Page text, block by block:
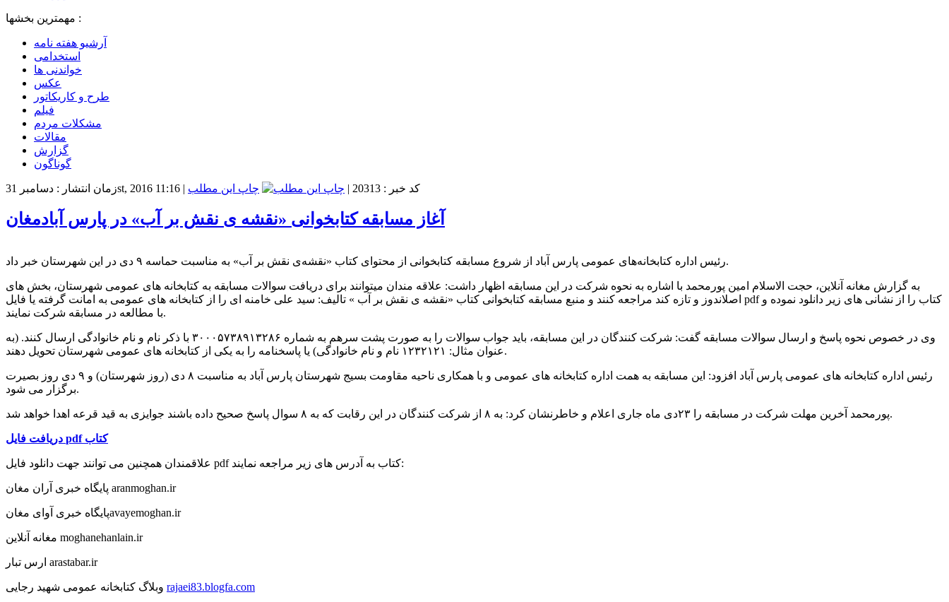
مهمترین بخشها :
آرشیو هفته نامه
استخدامی
خواندنی ها
عکس
طرح و کاریکاتور
فیلم
مشکلات مردم
مقالات
گزارش
گوناگون
زمان انتشار : دسامبر 31st, 2016 11:16 | کد خبر : 20313 | چاپ این مطلب
آغاز مسابقه کتابخوانی «نقشه ی نقش بر آب» در پارس آبادمغان
رئیس اداره کتابخانه‌های عمومی پارس آباد از شروع مسابقه کتابخوانی از محتوای کتاب «نقشه‌ی‌ نقش بر آب» به مناسبت حماسه ۹ دی در این شهرستان خبر داد.
به گزارش مغانه آنلاین، حجت الاسلام امین پورمحمد با اشاره به نحوه شرکت در این مسابقه اظهار داشت: علاقه مندان میتوانند برای دریافت سوالات مسابقه به کتابخانه های عمومی شهرستان، بخش های
اصلاندوز و تازه کند مراجعه کنند و منبع مسابقه کتابخوانی کتاب «نقشه ی نقش بر آب » تالیف: سید علی خامنه ای را از کتابخانه های عمومی به امانت گرفته یا فایل pdf کتاب را از نشانی های زیر دانلود نموده و
با مطالعه در مسابقه شرکت نمایند.
وی در خصوص نحوه پاسخ و ارسال سوالات مسابقه گفت: شرکت کنندگان در این مسابقه، باید جواب سوالات را به صورت پشت سرهم به شماره ۳۰۰۰۵۷۳۸۹۱۳۲۸۶ با ذکر نام و نام خانوادگی ارسال کنند. (به
عنوان مثال: ۱۲۳۲۱۲۱ نام و نام خانوادگی) یا پاسخنامه را به یکی از کتابخانه های عمومی شهرستان تحویل دهند.
رئیس اداره کتابخانه های عمومی پارس آباد افزود: این مسابقه به همت اداره کتابخانه های عمومی و با همکاری ناحیه مقاومت بسیج شهرستان پارس آباد به مناسبت ۸ دی (روز شهرستان) و ۹ دی روز بصیرت
برگزار می شود.
پورمحمد آخرین مهلت شرکت در مسابقه را ۲۳دی ماه جاری اعلام و خاطرنشان کرد: به ۸ از شرکت کنندگان در این رقابت که به ۸ سوال پاسخ صحیح داده باشند جوایزی به قید قرعه اهدا خواهد شد.
pdf کتاب
علاقمندان همچنین می توانند جهت دانلود فایل pdf کتاب به آدرس های زیر مراجعه نمایند:
پایگاه خبری آران مغان aranmoghan.ir
پایگاه خبری آوای مغانavayemoghan.ir
مغانه آنلاین moghanehanlain.ir
ارس تبار arastabar.ir
rajaei83.blogfa.com